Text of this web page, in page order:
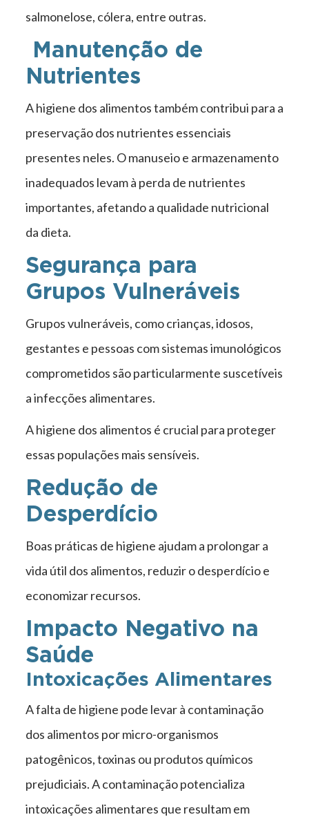
salmonelose, cólera, entre outras.
Manutenção de
Nutrientes
A higiene dos alimentos também contribui para a
preservação dos nutrientes essenciais
presentes neles. O manuseio e armazenamento
inadequados levam à perda de nutrientes
importantes, afetando a qualidade nutricional
da dieta.
Segurança para
Grupos Vulneráveis
Grupos vulneráveis, como crianças, idosos,
gestantes e pessoas com sistemas imunológicos
comprometidos são particularmente suscetíveis
a infecções alimentares.
A higiene dos alimentos é crucial para proteger
essas populações mais sensíveis.
Redução de
Desperdício
Boas práticas de higiene ajudam a prolongar a
vida útil dos alimentos, reduzir o desperdício e
economizar recursos.
Impacto Negativo na
Saúde
Intoxicações Alimentares
A falta de higiene pode levar à contaminação
dos alimentos por micro-organismos
patogênicos, toxinas ou produtos químicos
prejudiciais. A contaminação potencializa
intoxicações alimentares que resultam em